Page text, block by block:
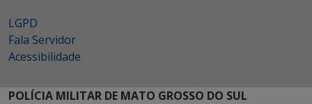
LGPD
Fala Servidor
Acessibilidade
POLÍCIA MILITAR DE MATO GROSSO DO SUL